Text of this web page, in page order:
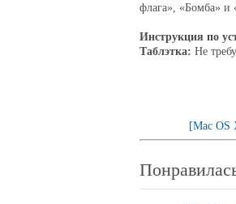
флага», «Бомба» и
Инструкция по
Таблэтка: Не
[Mac OS